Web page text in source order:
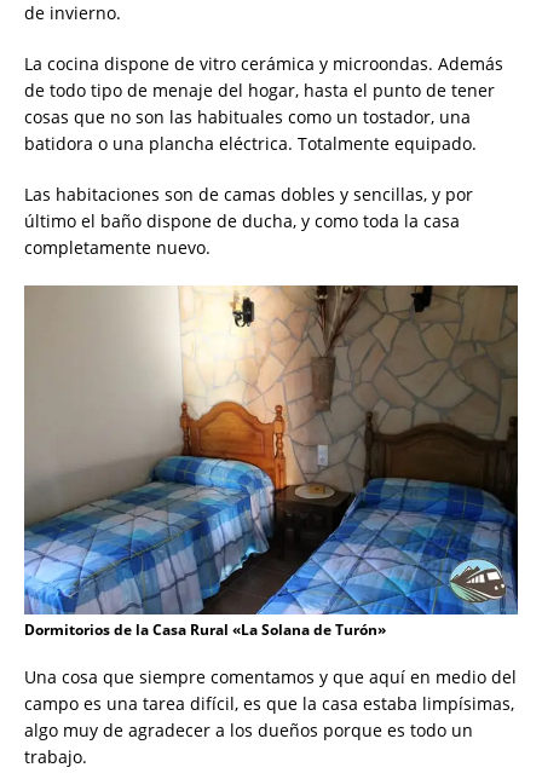
de invierno.
La cocina dispone de vitro cerámica y microondas. Además
de todo tipo de menaje del hogar, hasta el punto de tener
cosas que no son las habituales como un tostador, una
batidora o una plancha eléctrica. Totalmente equipado.
Las habitaciones son de camas dobles y sencillas, y por
último el baño dispone de ducha, y como toda la casa
completamente nuevo.
Dormitorios de la Casa Rural «La Solana de Turón»
Una cosa que siempre comentamos y que aquí en medio del
campo es una tarea difícil, es que la casa estaba limpísimas,
algo muy de agradecer a los dueños porque es todo un
trabajo.